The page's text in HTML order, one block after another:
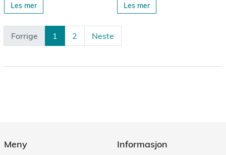
Les mer Les mer
Forrige 1 2 Neste
Meny Informasjon